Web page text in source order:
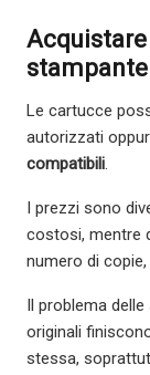
Le cartucce
autorizzati
compatibili.
I prezzi sono
costosi, mentre
numero di
Il problema
originali
stessa,